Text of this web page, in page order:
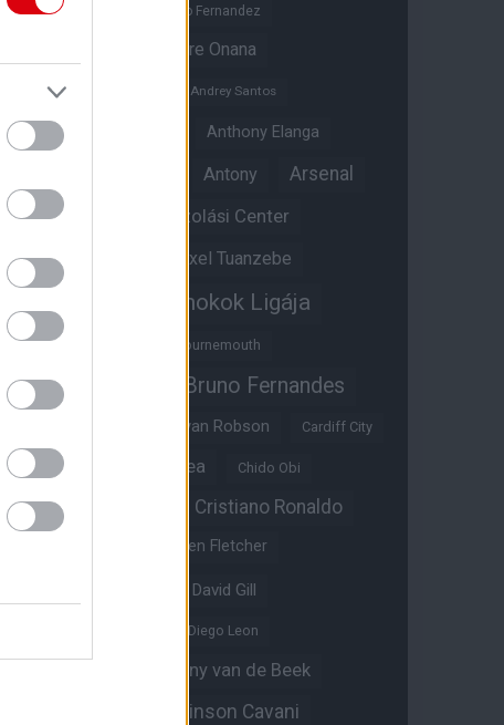
Altay Bayindir Alvaro Fernandez
Andre Onana
Andreas Pereira
Andrey Santos
Angol válogatott Anthony Elanga
Antony Arsenal
Aston Villa Átigazolási Center
Átigazolások Axel Tuanzebe
Bajnokok Ligája
Benjamin Sesko Bournemouth
Brandon Williams Bruno Fernandes
Bryan Robson Cardiff City
Casemiro Chelsea Chido Obi
Christian Eriksen Cristiano Ronaldo
Darren Fletcher
David Gill
Diego Leon
Donny van de Beek
Edinson Cavani